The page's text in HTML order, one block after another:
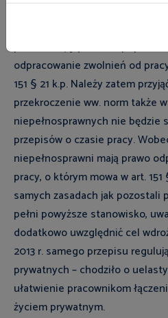
dobowa norma czasu pracy
ustawodawca dopuścił pracę
przekraczającym, m.in. poprzez
odpracowanie zwolnień od
151 § 21 k.p. Należy zatem
przekroczenie ww. norm także
niepełnosprawnych nie będzie
przepisów o czasie pracy.
niepełnosprawni mają prawo
pracy, o którym mowa w art.
samych zasadach jak pozostali
pełni powyższe stanowisko,
dodatkowo uwzględnić cel
2013 r. samego przepisu
prywatnych – chodziło o
ułatwienie pracownikom
życiem prywatnym.